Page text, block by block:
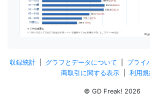
収録統計| グラフとデータについて プライ
商取引に関する表示| 利用規
© GD Freak! 2026